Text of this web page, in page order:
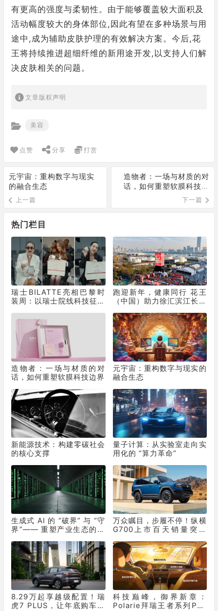
有更高的强度与柔韧性。由于能够覆盖较大面积及
活动幅度较大的身体部位,因此有望在多种场景与用
途中,成为辅助皮肤护理的有效解决方案。今后,花
王将持续推进超细纤维的新用途开发,以支持人们解
决皮肤相关的问题。
文章版权声明
美容
点赞 分享 打赏
元宇宙：重构数字与现实
的融合生态
上一篇
造物者：一场与材质的对
话，如何重塑软膜科技边
界
下一篇
热门栏目
瑞士BILATTE亮相巴黎时
装周：以瑞士院线科技征服
挚荐
跑迎新年，健康同行 花王
（中国）助力徐汇滨江长跑
造物者：一场与材质的对
话，如何重塑软膜科技边界
元宇宙：重构数字与现实的
融合生态
新能源技术：构建零碳社会
的核心支撑
量子计算：从实验室走向实
用化的 “算力革命”
生成式 AI 的 “破界” 与 “守
界”—— 重塑产业生态的双
万众瞩目，步履不停！纵横
G700上市百天销量突破
8.29万起享越级配置！瑞
虎7 PLUS，让年底购车再
科技巅峰，御界新章：
Polarie拜瑞王者系列P70